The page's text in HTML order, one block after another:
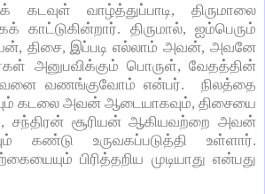
வாழ்த்துப்பாடி, திருமாலை
காட்டுகின்றார். திருமால், ஐம்பெரும்
திசை, இப்படி எல்லாம் அவன், அவனே
அனுபவிக்கும் பொருள், வேதத்தின்
வணங்குவோம் என்பர். நிலத்தை
கடலை அவன் ஆடையாகவும், திசையை
சூரியன் ஆகியவற்றை அவன்
கண்டு உருவகப்படுத்தி உள்ளார்.
பிரித்தறிய முடியாது என்பது